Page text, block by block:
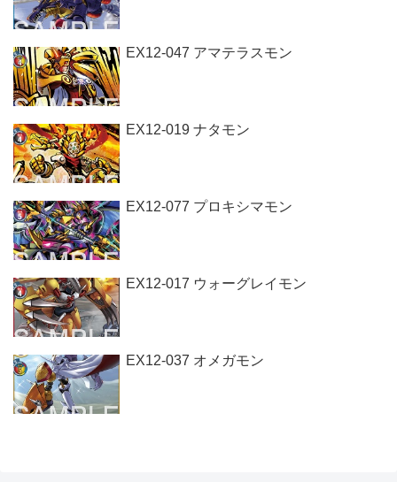
EX12-047 アマテラスモン
EX12-019 ナタモン
EX12-077 プロキシマモン
EX12-017 ウォーグレイモン
EX12-037 オメガモン